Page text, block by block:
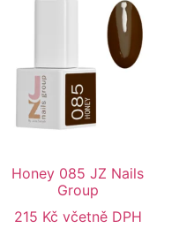
Honey 085 JZ Nails
Group
215 Kč včetně DPH